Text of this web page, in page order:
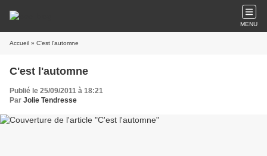
MENU
Accueil » C'est l'automne
C'est l'automne
Publié le 25/09/2011 à 18:21
Par Jolie Tendresse